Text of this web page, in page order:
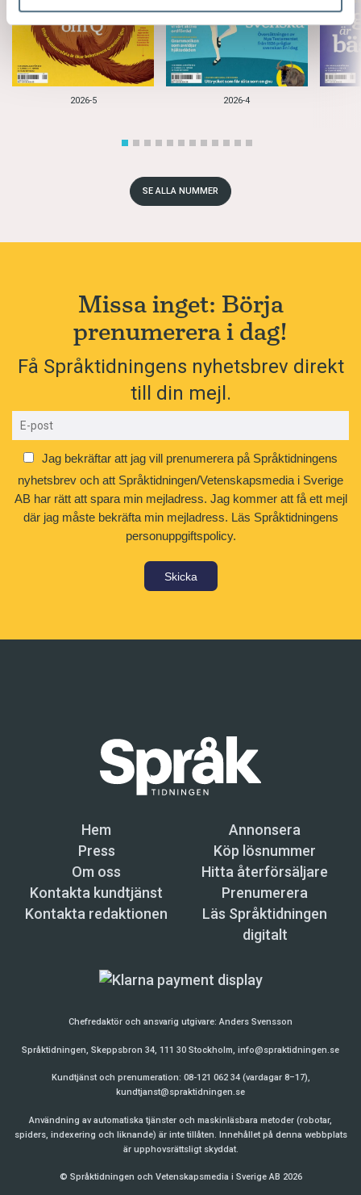
2026-5 2026-4
SE ALLA NUMMER
Missa inget: Börja
prenumerera i dag!
Få Språktidningens nyhetsbrev direkt
till din mejl.
Jag bekräftar att jag vill prenumerera på Språktidningens
nyhetsbrev och att Språktidningen/Vetenskapsmedia i Sverige
AB har rätt att spara min mejladress. Jag kommer att få ett mejl
där jag måste bekräfta min mejladress. Läs Språktidningens
personuppgiftspolicy.
Skicka
Hem
Annonsera
Press
Köp lösnummer
Om oss
Hitta återförsäljare
Kontakta kundtjänst
Prenumerera
Kontakta redaktionen
Läs Språktidningen
digitalt
Chefredaktör och ansvarig utgivare:Anders Svensson
Språktidningen, Skeppsbron 34, 111 30 Stockholm, info@spraktidningen.se
Kundtjänst och prenumeration: 08-121 062 34 (vardagar 8–17),
kundtjanst@spraktidningen.se
Användning av automatiska tjänster och maskinläsbara metoder (robotar,
spiders, indexering och liknande) är inte tillåten. Innehållet på denna webbplats
är upphovsrättsligt skyddat.
© Språktidningen och Vetenskapsmedia i Sverige AB 2026